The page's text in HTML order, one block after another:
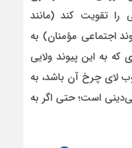
تقویت کند (مانند
اجتماعی مؤمنان) به
به این پیوند ولایی
لای چرخ آن باشد، به
است؛ حتی اگر به